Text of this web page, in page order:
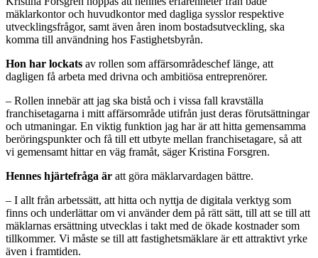
mäklarkontor och huvudkontor med dagliga sysslor respektive
utvecklingsfrågor, samt även åren inom bostadsutveckling, ska
komma till användning hos Fastighetsbyrån.
Hon har lockats av rollen som affärsområdeschef länge, att
dagligen få arbeta med drivna och ambitiösa entreprenörer.
– Rollen innebär att jag ska bistå och i vissa fall kravställa
franchisetagarna i mitt affärsområde utifrån just deras förutsättningar
och utmaningar. En viktig funktion jag har är att hitta gemensamma
beröringspunkter och få till ett utbyte mellan franchisetagare, så att
vi gemensamt hittar en väg framåt, säger Kristina Forsgren.
Hennes hjärtefråga är att göra mäklarvardagen bättre.
– I allt från arbetssätt, att hitta och nyttja de digitala verktyg som
finns och underlättar om vi använder dem på rätt sätt, till att se till att
mäklarnas ersättning utvecklas i takt med de ökade kostnader som
tillkommer. Vi måste se till att fastighetsmäklare är ett attraktivt yrke
även i framtiden.